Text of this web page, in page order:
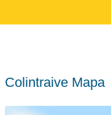
Colintraive Mapa